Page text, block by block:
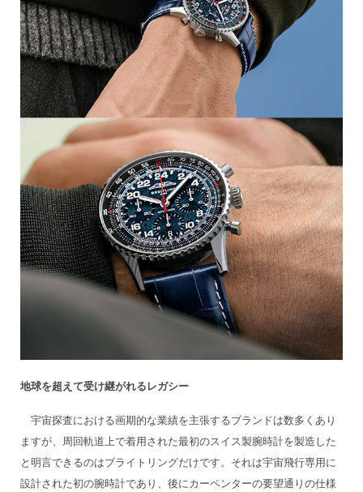
地球を超えて受け継がれるレガシー
宇宙探査における画期的な業績を主張するブランドは数多くあり
ますが、周回軌道上で着用された最初のスイス製腕時計を製造した
と明言できるのはブライトリングだけです。それは宇宙飛行専用に
設計された初の腕時計であり、後にカーペンターの要望通りの仕様